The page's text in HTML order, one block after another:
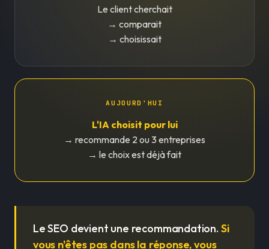
Le client cherchait
→ comparait
→ choisissait
AUJOURD'HUI
L'IA choisit pour lui
→ recommande 2 ou 3 entreprises
→ le choix est déjà fait
Le SEO devient une recommandation. Si
vous n'êtes pas dans la réponse, vous